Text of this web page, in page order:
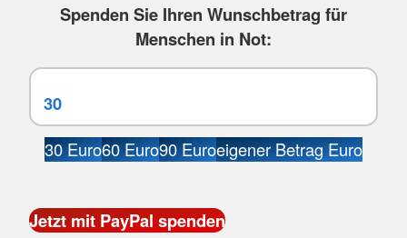
Spenden Sie Ihren Wunschbetrag für
Menschen in Not:
30 Euro60 Euro90 Euroeigener Betrag Euro